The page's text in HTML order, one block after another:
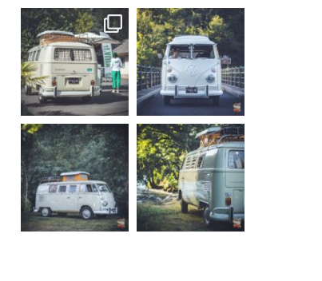
becombi
Sep 10
220
4
becombi
Août 10
177
becombi
Août 10
120
0
becombi
Août 10
108
0